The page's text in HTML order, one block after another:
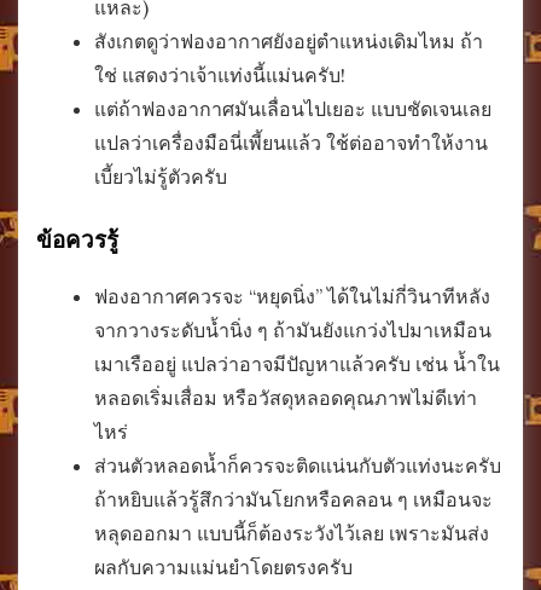
แหละ)
สังเกตดูว่าฟองอากาศยังอยู่ตำแหน่งเดิมไหม ถ้า
ใช่ แสดงว่าเจ้าแท่งนี้แม่นครับ!
แต่ถ้าฟองอากาศมันเลื่อนไปเยอะ แบบชัดเจนเลย
แปลว่าเครื่องมือนี่เพี้ยนแล้ว ใช้ต่ออาจทำให้งาน
เบี้ยวไม่รู้ตัวครับ
ข้อควรรู้
ฟองอากาศควรจะ “หยุดนิ่ง” ได้ในไม่กี่วินาทีหลัง
จากวางระดับน้ำนิ่ง ๆ ถ้ามันยังแกว่งไปมาเหมือน
เมาเรืออยู่ แปลว่าอาจมีปัญหาแล้วครับ เช่น น้ำใน
หลอดเริ่มเสื่อม หรือวัสดุหลอดคุณภาพไม่ดีเท่า
ไหร่
ส่วนตัวหลอดน้ำก็ควรจะติดแน่นกับตัวแท่งนะครับ
ถ้าหยิบแล้วรู้สึกว่ามันโยกหรือคลอน ๆ เหมือนจะ
หลุดออกมา แบบนี้ก็ต้องระวังไว้เลย เพราะมันส่ง
ผลกับความแม่นยำโดยตรงครับ